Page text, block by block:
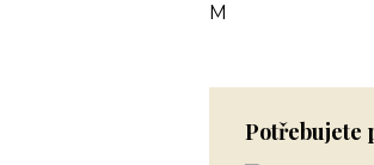
M
Potřebujete